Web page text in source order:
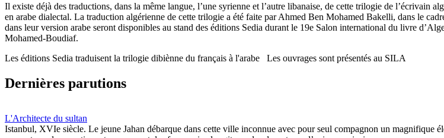
Il existe déjà des traductions, dans la même langue, l’une syrienne et l’autre libanaise, de cette trilogie de l’écrivain
en arabe dialectal. La traduction algérienne de cette trilogie a été faite par Ahmed Ben Mohamed Bakelli, dans le
dans leur version arabe seront disponibles au stand des éditions Sedia durant le 19e Salon international du livre
Mohamed-Boudiaf.
Les éditions Sedia traduisent la trilogie dibiènne du français à l'arabe Les ouvrages sont présentés au SILA
Dernières parutions
L'Architecte du sultan
Istanbul, XVIe siècle. Le jeune Jahan débarque dans cette ville inconnue avec pour seul compagnon un